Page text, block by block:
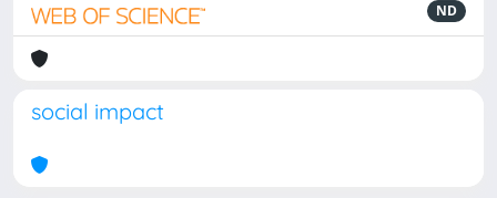
ND
social impact